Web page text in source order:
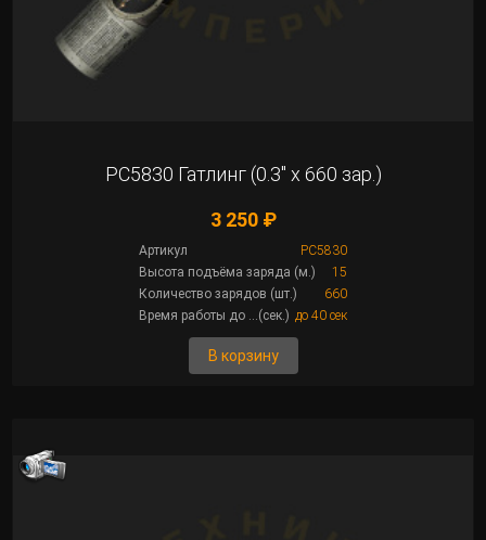
РС5830 Гатлинг (0.3" х 660 зар.)
3 250 ₽
Артикул
РС5830
Высота подъёма заряда (м.)
15
Количество зарядов (шт.)
660
Время работы до ...(сек.) до 40 сек
В корзину